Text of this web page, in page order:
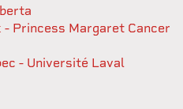
Princess Margaret Cancer
- Université Laval